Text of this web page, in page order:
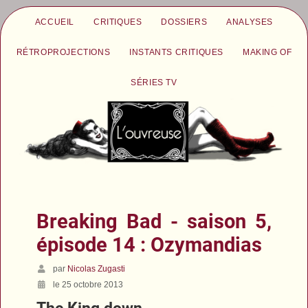
ACCUEIL CRITIQUES DOSSIERS ANALYSES
RÉTROPROJECTIONS INSTANTS CRITIQUES MAKING OF
SÉRIES TV
Breaking Bad - saison 5,
épisode 14 : Ozymandias
par Nicolas Zugasti
le 25 octobre 2013